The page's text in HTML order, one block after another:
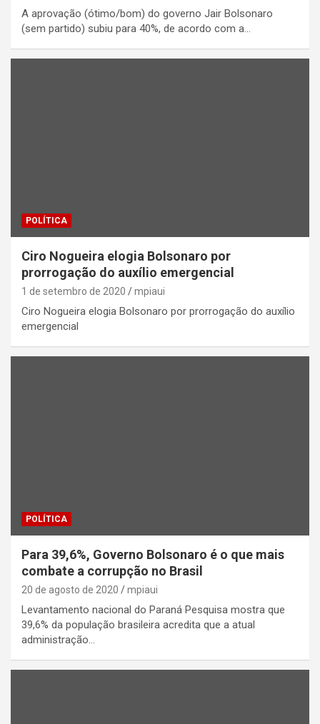
A aprovação (ótimo/bom) do governo Jair Bolsonaro
(sem partido) subiu para 40%, de acordo com a…
POLÍTICA
Ciro Nogueira elogia Bolsonaro por
prorrogação do auxílio emergencial
1 de setembro de 2020 mpiaui
Ciro Nogueira elogia Bolsonaro por prorrogação do auxílio
emergencial
POLÍTICA
Para 39,6%, Governo Bolsonaro é o que mais
combate a corrupção no Brasil
20 de agosto de 2020 mpiaui
Levantamento nacional do Paraná Pesquisa mostra que
39,6% da população brasileira acredita que a atual
administração…